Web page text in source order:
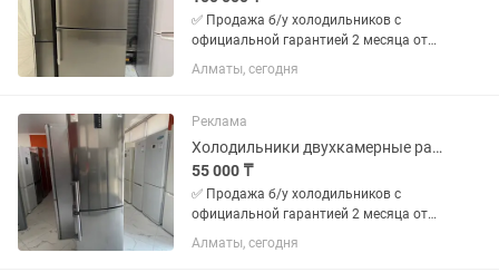
✅ Продажа б/у холодильников с
официальной гарантией 2 месяца от
магазина и мастера с более чем 10
летним опытом работы. Все
Цены от 50000 в зависимости от
модели...
Алматы, сегодня
Реклама
Холодильники двухкамерные разные
55 000 ₸
✅ Продажа б/у холодильников с
официальной гарантией 2 месяца от
магазина и мастера с более чем 10
летним опытом работы. Все
Алматы, сегодня